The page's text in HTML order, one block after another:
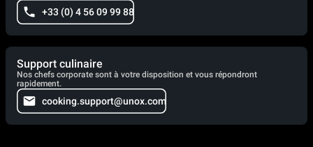
+33 (0) 4 56 09 99 88
Support culinaire
Nos chefs corporate sont à votre disposition et vous répondront
rapidement.
cooking.support@unox.com